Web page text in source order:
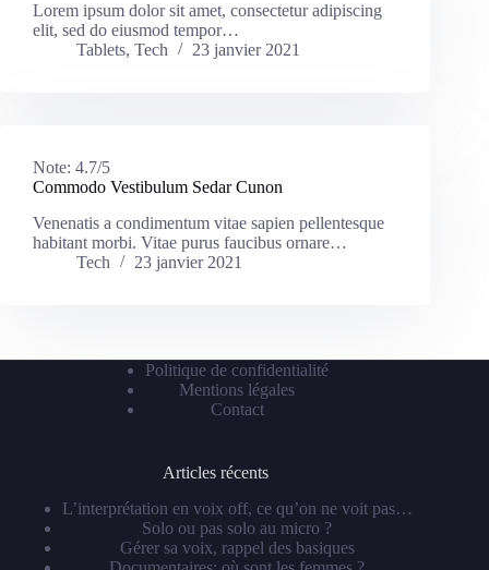
Lorem ipsum dolor sit amet, consectetur adipiscing
elit, sed do eiusmod tempor…
Tablets, Tech 23 janvier 2021
Note: 4.7/5
Commodo Vestibulum Sedar Cunon
Venenatis a condimentum vitae sapien pellentesque
habitant morbi. Vitae purus faucibus ornare…
Tech
23 janvier 2021
Politique de confidentialité
Mentions légales
Contact
Articles récents
L’interprétation en voix off, ce qu’on ne voit pas…
Solo ou pas solo au micro ?
Gérer sa voix, rappel des basiques